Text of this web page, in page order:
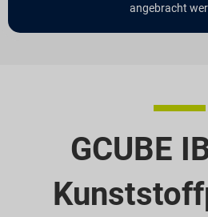
angebracht
GCUBE